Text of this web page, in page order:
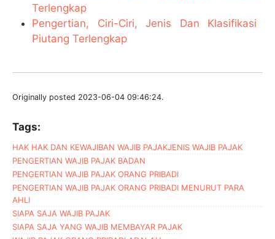
Terlengkap
Pengertian, Ciri-Ciri, Jenis Dan Klasifikasi
Piutang Terlengkap
Originally posted 2023-06-04 09:46:24.
Tags:
HAK HAK DAN KEWAJIBAN WAJIB PAJAKJENIS WAJIB PAJAK
PENGERTIAN WAJIB PAJAK BADAN
PENGERTIAN WAJIB PAJAK ORANG PRIBADI
PENGERTIAN WAJIB PAJAK ORANG PRIBADI MENURUT PARA
AHLI
SIAPA SAJA WAJIB PAJAK
SIAPA SAJA YANG WAJIB MEMBAYAR PAJAK